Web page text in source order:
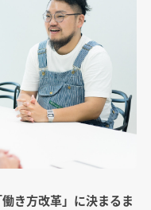
き方改革」に決まるま